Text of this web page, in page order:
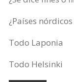
¿Países
Todo Laponia
Todo Helsinki